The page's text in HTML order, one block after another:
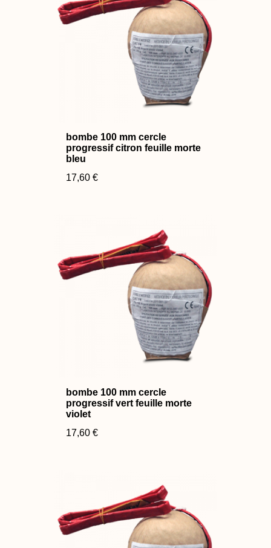
bombe 100 mm cercle
progressif citron feuille morte
bleu
17,60 €
bombe 100 mm cercle
progressif vert feuille morte
violet
17,60 €